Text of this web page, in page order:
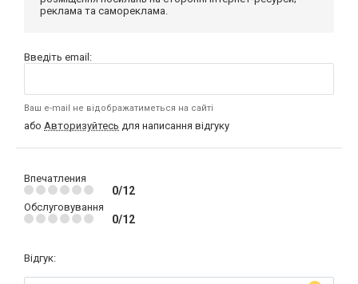
реклама та самореклама.
Введіть email:
Ваш e-mail не відображатиметься на сайті
або Авторизуйтесь для написання відгуку
Впечатления
0/12
Обслуговування
0/12
Відгук: